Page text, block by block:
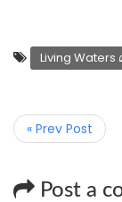
Living
« Prev Post
Post a